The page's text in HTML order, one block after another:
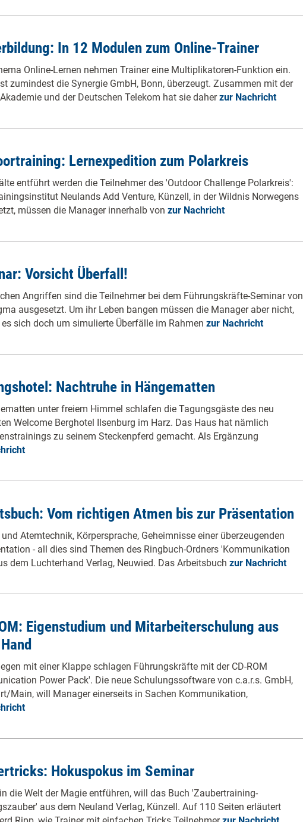
In 12 Modulen zum Online-Trainer
Online-Lernen nehmen Trainer eine Multiplikatoren-Funktion ein.
zumindest die Synergie GmbH, Bonn, überzeugt. Zusammen mit der
und der Deutschen Telekom hat sie daherzur Nachricht
Lernexpedition zum Polarkreis
entführt werden die Teilnehmer des 'Outdoor Challenge Polarkreis':
Neulands Add Venture, Künzell, in der Wildnis Norwegens
müssen die Manager innerhalb von zur Nachricht
Vorsicht Überfall!
Angriffen sind die Teilnehmer bei dem Führungskräfte-Seminar von
ausgesetzt. Um ihr Leben bangen müssen die Manager aber nicht,
sich doch um simulierte Überfälle im Rahmen zur Nachricht
Nachtruhe in Hängematten
unter freiem Himmel schlafen die Tagungsgäste des neu
Welcome Berghotel Ilsenburg im Harz. Das Haus hat nämlich
zu seinem Steckenpferd gemacht. Als Ergänzung
Vom richtigen Atmen bis zur Präsentation
und Atemtechnik, Körpersprache, Geheimnisse einer überzeugenden
- all dies sind Themen des Ringbuch-Ordners 'Kommunikation
dem Luchterhand Verlag, Neuwied. Das Arbeitsbuch zur Nachricht
Eigenstudium und Mitarbeiterschulung aus
mit einer Klappe schlagen Führungskräfte mit der CD-ROM
Power Pack'. Die neue Schulungssoftware von c.a.r.s. GmbH,
Main, will Manager einerseits in Sachen Kommunikation,
Hokuspokus im Seminar
die Welt der Magie entführen, will das Buch 'Zaubertraining-
aus dem Neuland Verlag, Künzell. Auf 110 Seiten erläutert